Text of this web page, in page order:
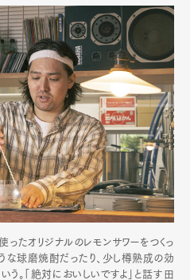
ったオリジナルのレモンサワーをつくっ
うな球磨焼酎だったり、少し樽熟成の効
う。「絶対においしいですよ」と話す田